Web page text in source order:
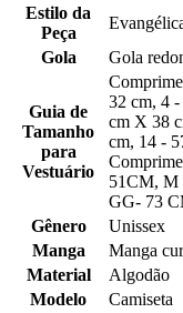
Estilo da
Peça
Gola
Gola
Guia de
Tamanho
para
Vestuário
32 cm, 4
cm X 38
cm, 14 -
51CM, M
GG- 73
Gênero
Unissex
Manga
Manga
Material
Algodão
Modelo
Camiseta